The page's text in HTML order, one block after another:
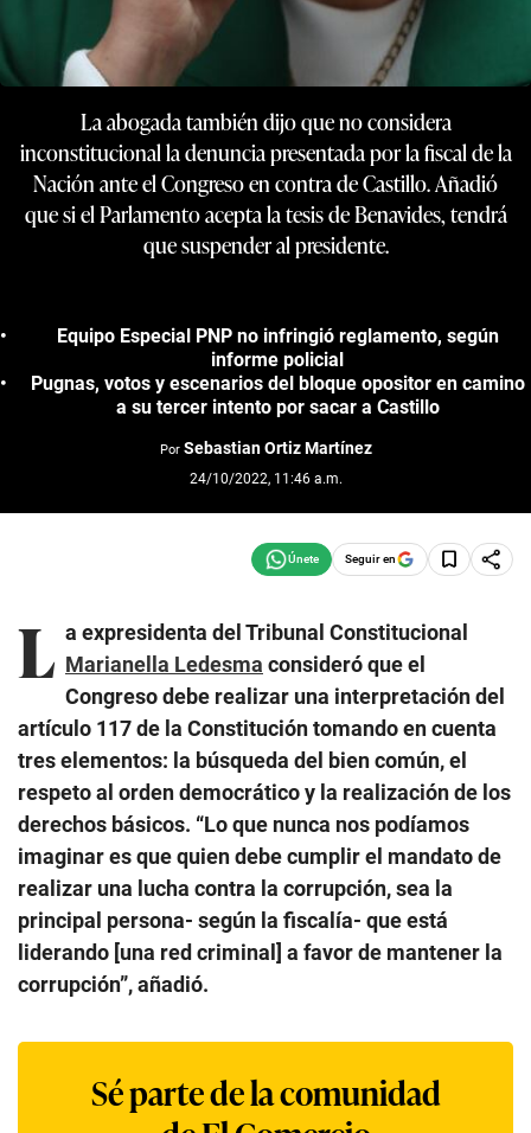
La abogada también dijo que no considera
inconstitucional la denuncia presentada por la fiscal de la
Nación ante el Congreso en contra de Castillo. Añadió
que si el Parlamento acepta la tesis de Benavides, tendrá
que suspender al presidente.
Equipo Especial PNP no infringió reglamento, según
informe policial
Pugnas, votos y escenarios del bloque opositor en camino
a su tercer intento por sacar a Castillo
Por Sebastian Ortiz Martínez
24/10/2022, 11:46 a.m.
Seguir en
L a expresidenta del Tribunal Constitucional
Marianella Ledesma consideró que el
Congreso debe realizar una interpretación del
artículo 117 de la Constitución tomando en cuenta
tres elementos: la búsqueda del bien común, el
respeto al orden democrático y la realización de los
derechos básicos. “Lo que nunca nos podíamos
imaginar es que quien debe cumplir el mandato de
realizar una lucha contra la corrupción, sea la
principal persona- según la fiscalía- que está
liderando [una red criminal] a favor de mantener la
corrupción”, añadió.